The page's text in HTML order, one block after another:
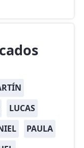
LUCAS
PAULA